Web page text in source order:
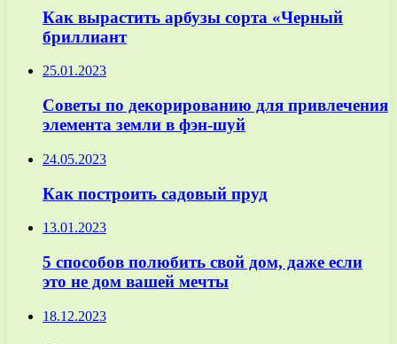
Как вырастить арбузы сорта «Черный
бриллиант
25.01.2023
Советы по декорированию для привлечения
элемента земли в фэн-шуй
24.05.2023
Как построить садовый пруд
13.01.2023
5 способов полюбить свой дом, даже если
это не дом вашей мечты
18.12.2023